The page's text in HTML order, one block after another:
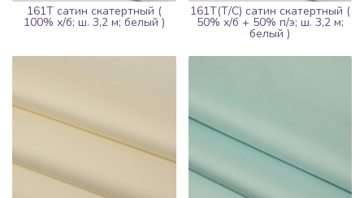
161Т сатин скатертный (
100% х/б; ш. 3,2 м; белый )
161Т(Т/С) сатин скатертный (
50% х/б + 50% п/э; ш. 3,2 м;
белый )